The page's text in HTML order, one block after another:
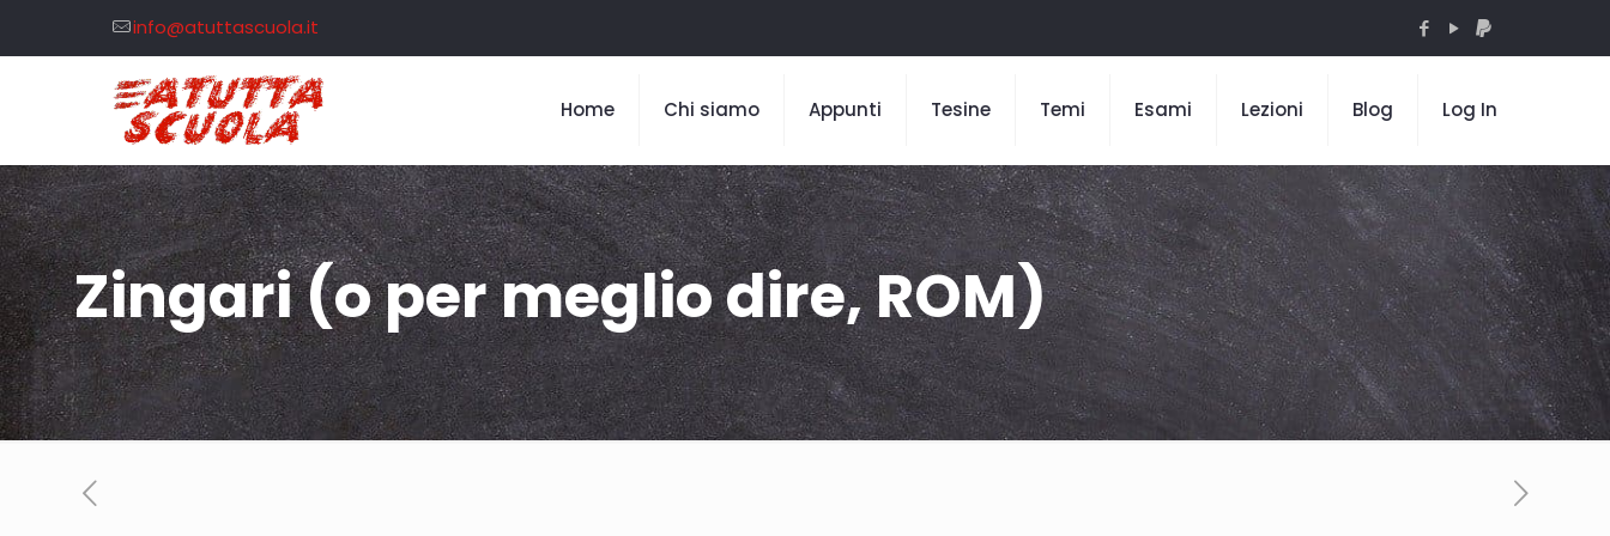
info@atuttascuola.it
Home Chi siamo Appunti Tesine Temi Esami Lezioni Blog Log In
Zingari (o per meglio dire, ROM)